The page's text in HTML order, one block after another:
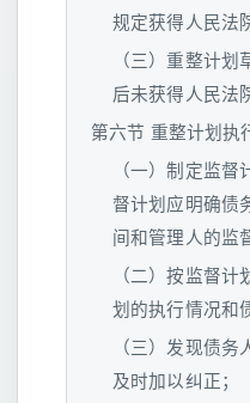
规定获得人民法
（三）重整计
后未获得人民法
第六节 重整计划执
（一）制定监
督计划应明确债
间和管理人的监
（二）按监督
划的执行情况和
（三）发现债务
及时加以纠正；